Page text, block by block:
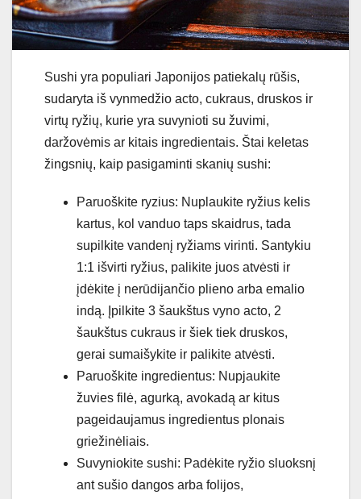
Sushi yra populiari Japonijos patiekalų rūšis,
sudaryta iš vynmedžio acto, cukraus, druskos ir
virtų ryžių, kurie yra suvynioti su žuvimi,
daržovėmis ar kitais ingredientais. Štai keletas
žingsnių, kaip pasigaminti skanių sushi:
Paruoškite ryzius: Nuplaukite ryžius kelis
kartus, kol vanduo taps skaidrus, tada
supilkite vandenį ryžiams virinti. Santykiu
1:1 išvirti ryžius, palikite juos atvėsti ir
įdėkite į nerūdijančio plieno arba emalio
indą. Įpilkite 3 šaukštus vyno acto, 2
šaukštus cukraus ir šiek tiek druskos,
gerai sumaišykite ir palikite atvėsti.
Paruoškite ingredientus: Nupjaukite
žuvies filė, agurką, avokadą ar kitus
pageidaujamus ingredientus plonais
griežinėliais.
Suvyniokite sushi: Padėkite ryžio sluoksnį
ant sušio dangos arba folijos,